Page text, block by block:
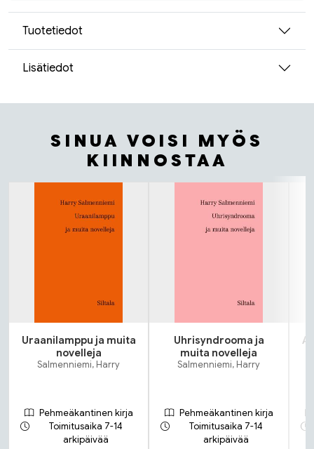
Tuotetiedot
Lisätiedot
SINUA VOISI MYÖS
KIINNOSTAA
Tuoteluettelon alku
Uraanilamppu ja muita
novelleja
Salmenniemi, Harry
Pehmeäkantinen kirja
Toimitusaika 7-14
arkipäivää
Uhrisyndrooma ja
muita novelleja
Salmenniemi, Harry
Pehmeäkantinen kirja
Toimitusaika 7-14
arkipäivää